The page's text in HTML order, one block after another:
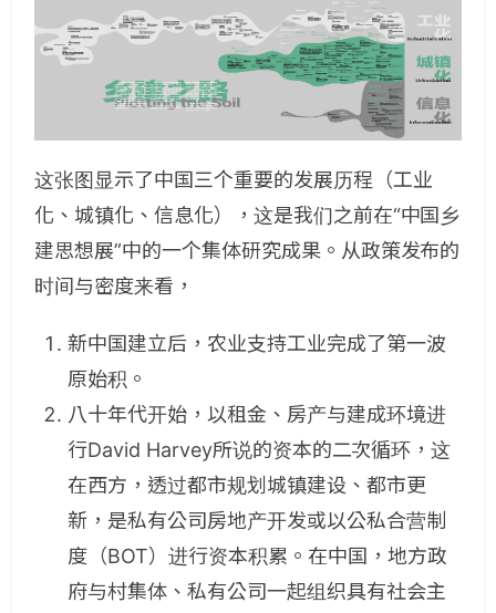
这张图显示了中国三个重要的发展历程（工业
化、城镇化、信息化），这是我们之前在“中国乡
建思想展”中的一个集体研究成果。从政策发布的
时间与密度来看，
新中国建立后，农业支持工业完成了第一波
原始积。
八十年代开始，以租金、房产与建成环境进
行David Harvey所说的资本的二次循环，这
在西方，透过都市规划城镇建设、都市更
新，是私有公司房地产开发或以公私合营制
度（BOT）进行资本积累。在中国，地方政
府与村集体、私有公司一起组织具有社会主